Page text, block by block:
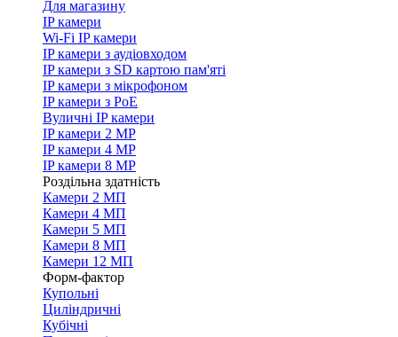
Для магазину
IP камери
Wi-Fi IP камери
IP камери з аудіовходом
IP камери з SD картою пам'яті
IP камери з мікрофоном
IP камери з PoE
Вуличні IP камери
IP камери 2 MP
IP камери 4 MP
IP камери 8 MP
Роздільна здатність
Камери 2 МП
Камери 4 МП
Камери 5 МП
Камери 8 МП
Камери 12 МП
Форм-фактор
Купольні
Циліндричні
Кубічні